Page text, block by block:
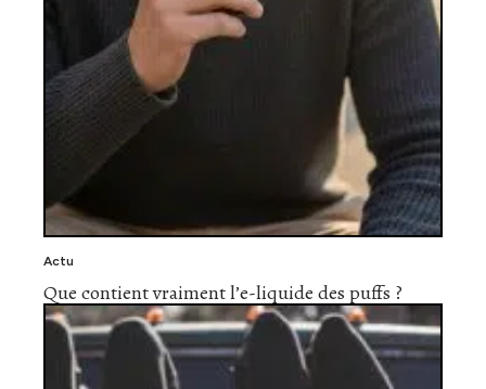
Actu
Que contient vraiment l’e-liquide des puffs ?